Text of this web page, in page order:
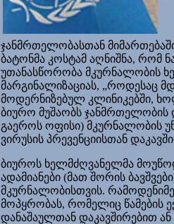
ჯანმრთელობასთან
ბატონმა კოსტამ აღნიშნა, რომ
უთანასწორობა მკურნალობის
მარგინალიზაციას, „როდესაც
მოდერნიზებულ კლინიკებში,
ბიურო მუშაობს
გაეროს ოფისი) მკურნალობის
ვირუსის პრევენციისთან
ბიუროს ხელმძღვანელმა
ადამიანები (მათ შორის
მკურნალობისთვის. რამოდენიმე
მოპყრობას, რომელიც წამების
დანაშაულთან დაკავშირებით